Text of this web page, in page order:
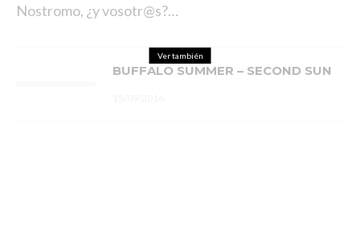
Nostromo, ¿y vosotr@s?…
Ver también
BUFFALO SUMMER – SECOND SUN